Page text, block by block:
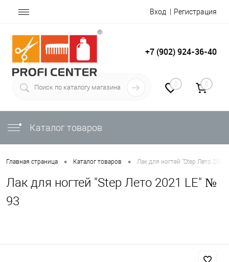
Вход Регистрация
+7 (902) 924-36-40
0 0
Каталог товаров
Главная страница • Каталог товаров • Лак для ногтей "Step Лето
Лак для ногтей "Step Лето 2021 LE" №
93